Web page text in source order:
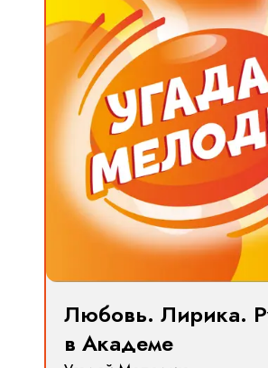
Любовь. Лирика.
в Академе